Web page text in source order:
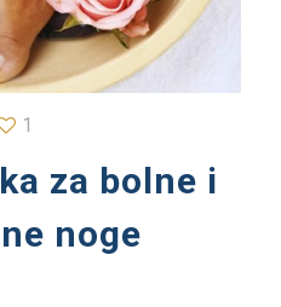
1
za bolne i
noge